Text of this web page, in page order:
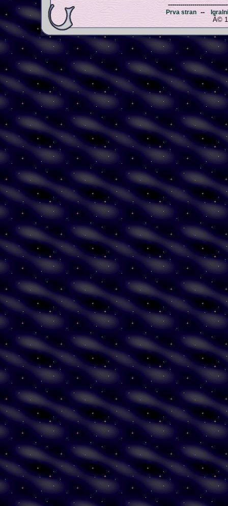
Prva stran --
Â©